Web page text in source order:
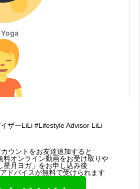
ザーLiLi #Lifestyle Advisor LiLi
ウントをお友達追加すると
料オンライン動画をお受け取りや
星月ヨガ」をお申し込み後
ドバイスが無料で受けられます